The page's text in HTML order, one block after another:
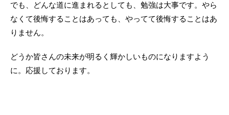
でも、どんな道に進まれるとしても、勉強は大事です。やら
なくて後悔することはあっても、やってて後悔することはあ
りません。
どうか皆さんの未来が明るく輝かしいものになりますよう
に。応援しております。